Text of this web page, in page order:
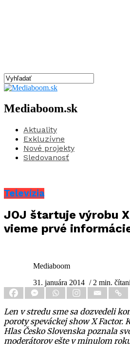
Mediaboom.sk
Aktuality
Exkluzívne
Nové projekty
Sledovanosť
Televízia
JOJ štartuje výrobu
vieme prvé
Mediaboom
31. januára 2014 / 2 min.
Len v stredu sme sa dozvedeli
poroty speváckej show X Factor.
Hlas Česko Slovenska poznala
moderátorov ešte v minulom